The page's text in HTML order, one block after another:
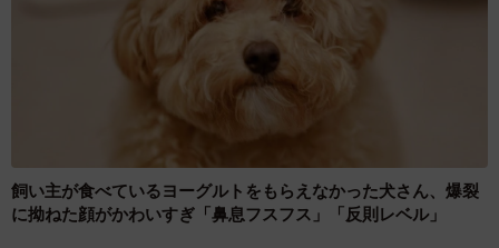
飼い主が食べているヨーグルトをもらえなかった犬さん、爆裂
に拗ねた顔がかわいすぎ「鼻息フスフス」「反則レベル」